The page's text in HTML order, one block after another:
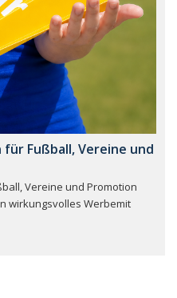
Fußball, Vereine und
Vereine und Promotion
wirkungsvolles Werbemit